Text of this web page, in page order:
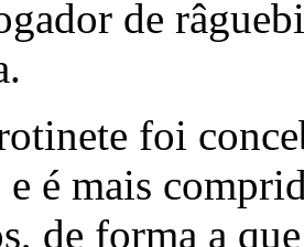
de
foi
é mais
de forma a